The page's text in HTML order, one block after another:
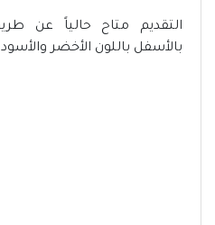
التقديم متاح حالياً عن
بالأسفل باللون الأخضر والأسود